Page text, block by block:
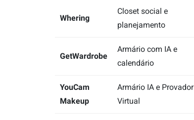
Whering
Closet social e
planejamento
GetWardrobe
Armário com IA e
calendário
YouCam
Makeup
Armário IA e Provador
Virtual